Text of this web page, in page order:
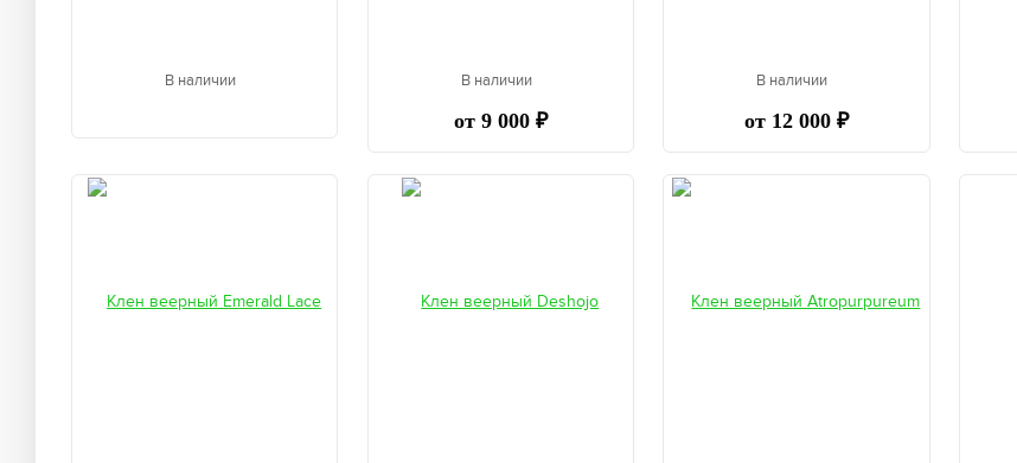
В наличии В наличии
от 9 000 ₽
В наличии
от 12 000 ₽